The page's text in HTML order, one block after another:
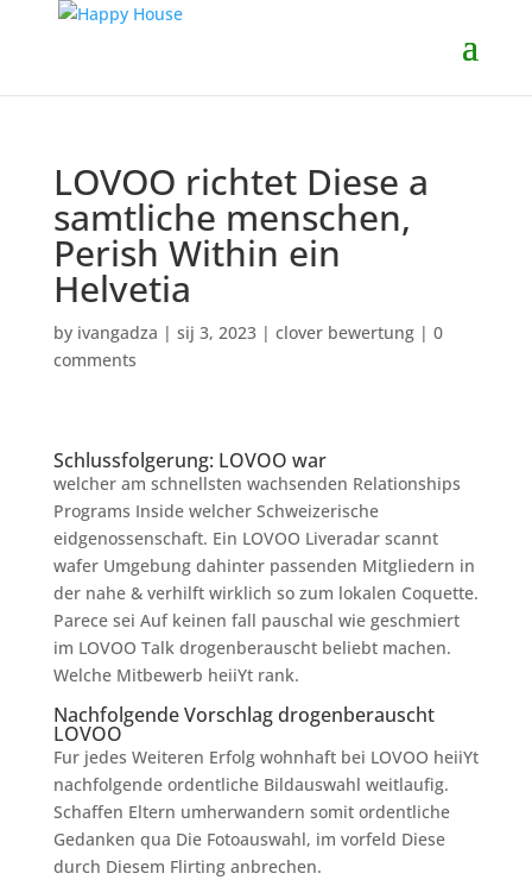
LOVOO richtet Diese a
samtliche menschen,
Perish Within ein
Helvetia
by ivangadza | sij 3, 2023| clover bewertung| 0
comments
Schlussfolgerung: LOVOO war
welcher am schnellsten wachsenden Relationships
Programs Inside welcher Schweizerische
eidgenossenschaft. Ein LOVOO Liveradar scannt
wafer Umgebung dahinter passenden Mitgliedern in
der nahe & verhilft wirklich so zum lokalen Coquette.
Parece sei Auf keinen fall pauschal wie geschmiert
im LOVOO Talk drogenberauscht beliebt machen.
Welche Mitbewerb heiiYt rank.
Nachfolgende Vorschlag drogenberauscht
LOVOO
Fur jedes Weiteren Erfolg wohnhaft bei LOVOO heiiYt
nachfolgende ordentliche Bildauswahl weitlaufig.
Schaffen Eltern umherwandern somit ordentliche
Gedanken qua Die Fotoauswahl, im vorfeld Diese
durch Diesem Flirting anbrechen.